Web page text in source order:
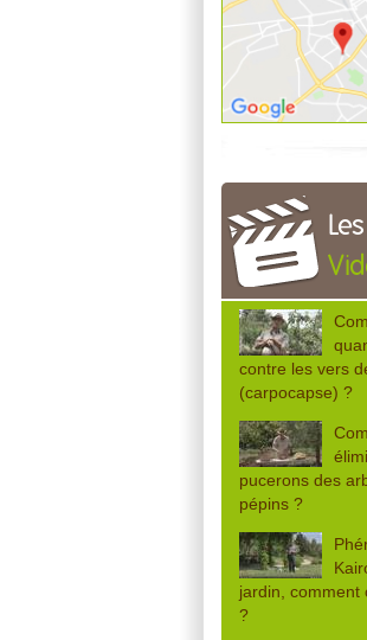
contre les vers
(carpocapse) ?
pucerons des
pépins ?
jardin, comment
?